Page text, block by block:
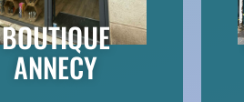
BOUTIQUE
ANNECY